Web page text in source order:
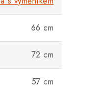
66 cm
72 cm
57 cm